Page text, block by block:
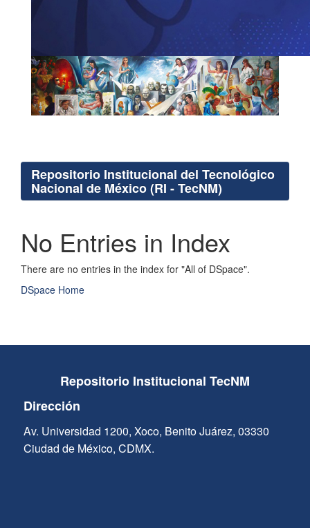
Repositorio Institucional del Tecnológico
Nacional de México (RI - TecNM)
No Entries in Index
There are no entries in the index for "All of DSpace".
DSpace Home
Repositorio Institucional TecNM
Dirección
Av. Universidad 1200, Xoco, Benito Juárez, 03330
Ciudad de México, CDMX.